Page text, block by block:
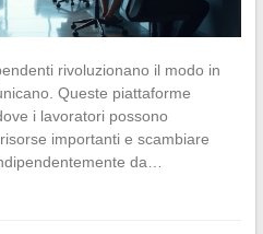
rivoluzionano il modo in
Queste piattaforme
i lavoratori possono
importanti e scambiare
da…